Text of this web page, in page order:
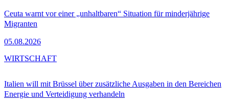
Ceuta warnt vor einer „unhaltbaren“ Situation für minderjährige
Migranten
05.08.2026
Italien will mit Brüssel über zusätzliche Ausgaben in den Bereichen
Energie und Verteidigung verhandeln
WIRTSCHAFT